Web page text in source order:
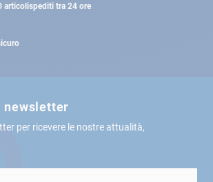
articolispediti tra 24 ore
newsletter
per ricevere le nostre attualità,